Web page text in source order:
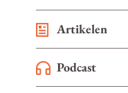
Artikelen
Podcast